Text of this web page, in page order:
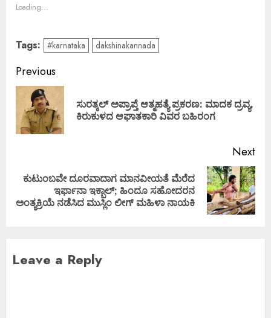
Loading...
Tags: #karnataka dakshinakannada
Previous
ಸುರತ್ಕಲ್ ಅಪ್ರಾಪ್ತೆ ಆತ್ಮಹತ್ಯೆ ಪ್ರಕರಣ: ಮಾದಕ ದ್ರವ್ಯ,
ಕಿರುಕುಳದ ಆಘಾತಕಾರಿ ವಿವರ ಬಹಿರಂಗ
Next
ಕುಟುಂಬವೇ ದೂರವಾದಾಗ ಮಾನವೀಯತೆ ಮೆರೆದ
ಇರ್ಫಾನಾ ಇಕ್ಬಾಲ್; ಹಿಂದೂ ಸಹೋದರನ
ಅಂತ್ಯಕ್ರಿಯೆ ನಡೆಸಿದ ಮುಸ್ಲಿಂ ಲೀಗ್ ಮಹಿಳಾ ನಾಯಕಿ
Leave a Reply